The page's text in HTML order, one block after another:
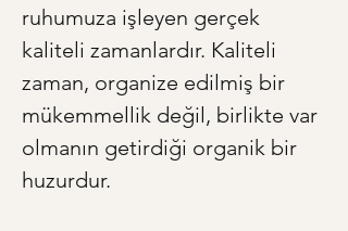
ruhumuza işleyen gerçek
kaliteli zamanlardır. Kaliteli
zaman, organize edilmiş bir
mükemmellik değil, birlikte var
olmanın getirdiği organik bir
huzurdur.